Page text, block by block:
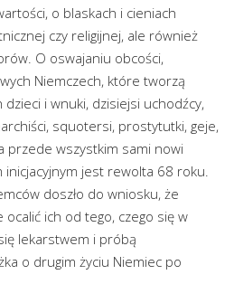
o blaskach i cieniach
czy religijnej, ale również
O oswajaniu obcości,
Niemczech, które tworzą
i wnuki, dzisiejsi uchodźcy,
squotersi, prostytutki, geje,
przede wszystkim sami nowi
jest rewolta 68 roku.
doszło do wniosku, że
ich od tego, czego się w
lekarstwem i próbą
o drugim życiu Niemiec po